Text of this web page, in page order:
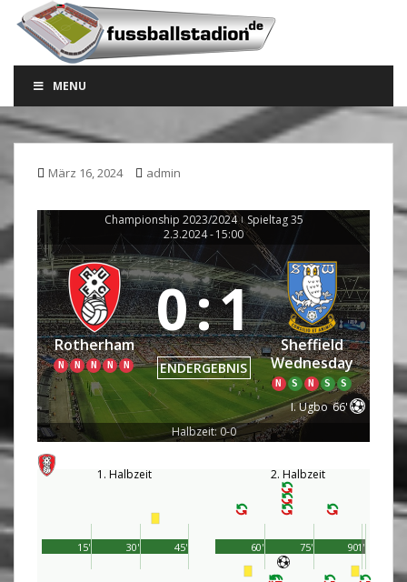
o
i
n
e
n
MENU
März 16, 2024 admin
Championship 2023/2024 | Spieltag 35
2.3.2024- 15:00
Rotherham
N N N N N
0:1
ENDERGEBNIS
Sheffield
Wednesday
N S N S S
I. Ugbo 66'
Halbzeit: 0-0
1. Halbzeit
45'
15' 30'
2. Halbzeit
90'
60' 75' 1'